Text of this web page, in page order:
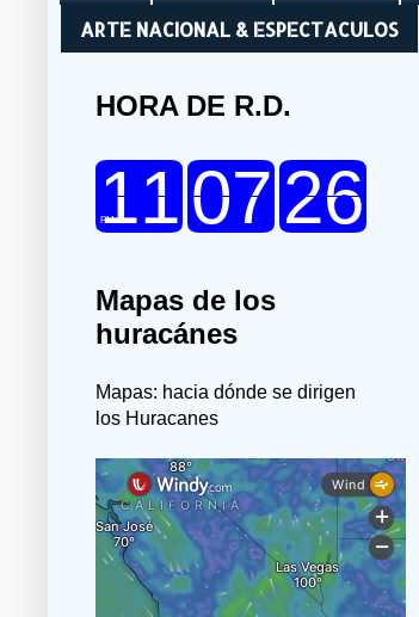
ARTE NACIONAL & ESPECTACULOS
HORA DE R.D.
Mapas de los
huracánes
Mapas: hacia dónde se dirigen
los Huracanes